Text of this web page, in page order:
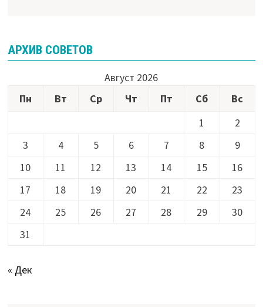
АРХИВ СОВЕТОВ
Август 2026
Пн
Вт Ср Чт Пт Сб
Вс
1
2
3
4 5 6 7 8
9
10
11 12 13 14 15
16
17
18 19 20 21 22
23
24
25 26 27 28 29
30
31
« Дек